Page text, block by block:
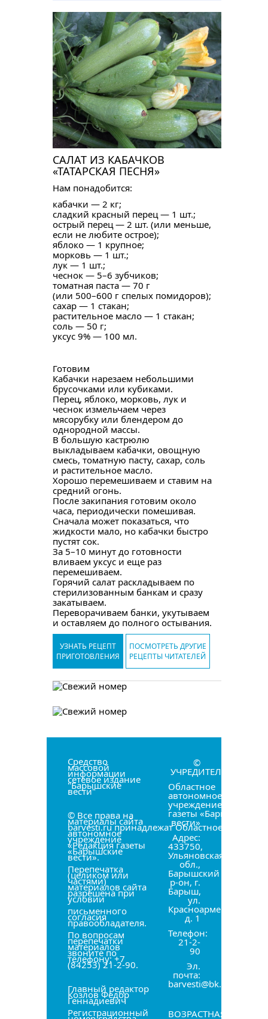
САЛАТ ИЗ КАБАЧКОВ
«ТАТАРСКАЯ ПЕСНЯ»
Нам понадобится:
кабачки — 2 кг;
сладкий красный перец — 1 шт.;
острый перец — 2 шт. (или меньше,
если не любите острое);
яблоко — 1 крупное;
морковь — 1 шт.;
лук — 1 шт.;
чеснок — 5–6 зубчиков;
томатная паста — 70 г
(или 500–600 г спелых помидоров);
сахар — 1 стакан;
растительное масло — 1 стакан;
соль — 50 г;
уксус 9% — 100 мл.
Готовим
Кабачки нарезаем небольшими
брусочками или кубиками.
Перец, яблоко, морковь, лук и
чеснок измельчаем через
мясорубку или блендером до
однородной массы.
В большую кастрюлю
выкладываем кабачки, овощную
смесь, томатную пасту, сахар, соль
и растительное масло.
Хорошо перемешиваем и ставим на
средний огонь.
После закипания готовим около
часа, периодически помешивая.
Сначала может показаться, что
жидкости мало, но кабачки быстро
пустят сок.
За 5–10 минут до готовности
вливаем уксус и еще раз
перемешиваем.
Горячий салат раскладываем по
стерилизованным банкам и сразу
закатываем.
Переворачиваем банки, укутываем
и оставляем до полного остывания.
УЗНАТЬ РЕЦЕПТ
ПРИГОТОВЛЕНИЯ
ПОСМОТРЕТЬ ДРУГИЕ
РЕЦЕПТЫ ЧИТАТЕЛЕЙ
Средство
массовой
информации
сетевое издание
"Барышские
вести"
© Все права на
материалы сайта
barvesti.ru принадлежат Областное
автономное
учреждение
«Редакция газеты
«Барышские
вести».
Перепечатка
(целиком или
частями)
материалов сайта
разрешена при
условии
письменного
согласия
правообладателя.
По вопросам
перепечатки
материалов
звоните по
телефону: +7
(84253) 21-2-90.
Главный редактор
Козлов Фёдор
Геннадиевич
Регистрационный
©
УЧРЕДИТЕЛЬ:
Областное
автономное
учреждение
газеты «Барышские
вести»
Адрес:
433750,
Ульяновская
обл.,
Барышский
р-он, г.
Барыш,
ул.
Красноармейская,
д. 1
Телефон:
21-2-
90
Эл.
почта:
barvesti@bk.ru
ВОЗРАСТНАЯ